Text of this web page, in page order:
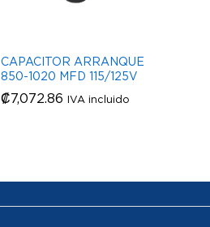
CAPACITOR ARRANQUE
850-1020 MFD 115/125V
₡7,072.86 IVA incluido
₡7,072.86